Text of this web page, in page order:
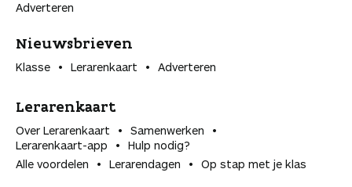
Adverteren
Nieuwsbrieven
Klasse Lerarenkaart Adverteren
Lerarenkaart
Over Lerarenkaart
Samenwerken
Lerarenkaart-app
Hulp nodig?
Alle voordelen
Lerarendagen Op stap met je klas